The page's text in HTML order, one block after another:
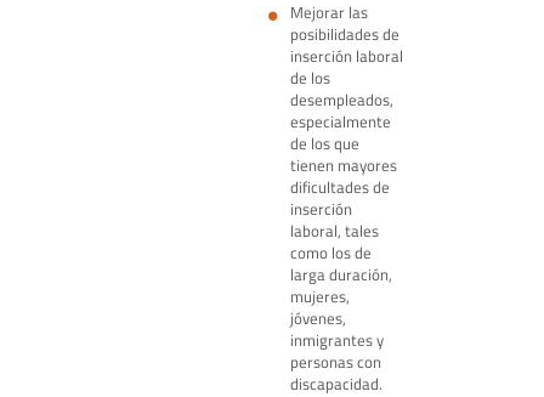
Mejorar las
posibilidades de
inserción laboral
de los
desempleados,
especialmente
de los que
tienen mayores
dificultades de
inserción
laboral, tales
como los de
larga duración,
mujeres,
jóvenes,
inmigrantes y
personas con
discapacidad.